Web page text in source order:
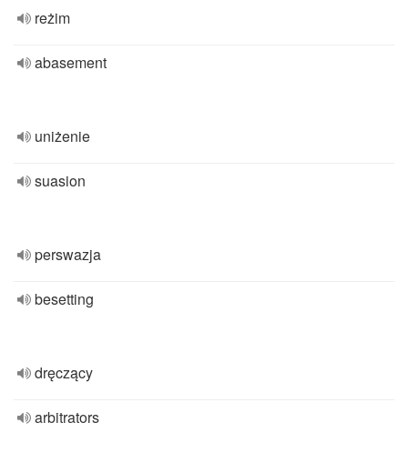
reżim
abasement
uniżenie
suasion
perswazja
besetting
dręczący
arbitrators